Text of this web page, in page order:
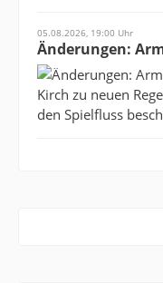
05.08.2026, 19:00 Uhr
Änderungen: